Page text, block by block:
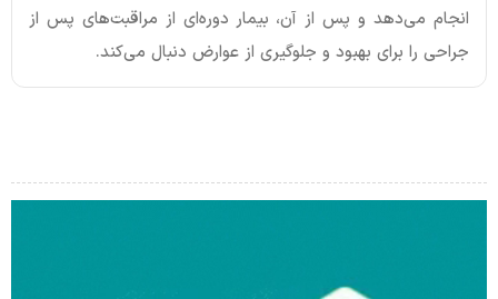
انجام می‌دهد و پس از آن، بیمار دوره‌ای از مراقبت‌های پس از
جراحی را برای بهبود و جلوگیری از عوارض دنبال می‌کند.